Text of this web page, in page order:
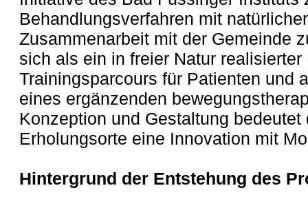
Behandlungsverfahren mit
Zusammenarbeit mit der Gemeinde
sich als ein in freier Natur realisierter
Trainingsparcours für Patienten und
eines ergänzenden
Konzeption und Gestaltung
Erholungsorte eine Innovation mit
Hintergrund der Entstehung des